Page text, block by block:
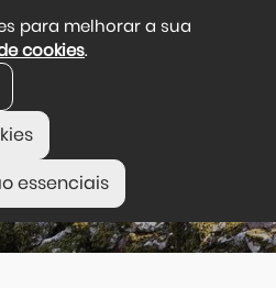
para melhorar a sua
cookies.
essenciais